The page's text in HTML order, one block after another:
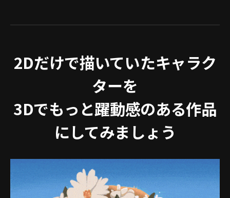
2Dだけで描いていたキャラク
ターを
3Dでもっと躍動感のある作品
にしてみましょう